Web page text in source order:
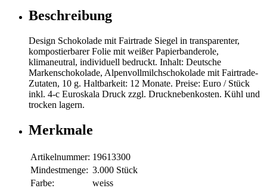
Beschreibung
Design Schokolade mit Fairtrade Siegel in transparenter,
kompostierbarer Folie mit weißer Papierbanderole,
klimaneutral, individuell bedruckt. Inhalt: Deutsche
Markenschokolade, Alpenvollmilchschokolade mit Fairtrade-
Zutaten, 10 g. Haltbarkeit: 12 Monate. Preise: Euro / Stück
inkl. 4-c Euroskala Druck zzgl. Drucknebenkosten. Kühl und
trocken lagern.
Merkmale
Artikelnummer: 19613300
Mindestmenge: 3.000 Stück
Farbe:
weiss